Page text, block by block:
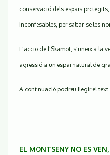
conservació dels espais
inconfesables, per saltar-se les
L'acció de l'Skamot, s'uneix a la
agressió a un espai natural de
A continuació podreu llegir el
EL MONTSENY NO ES VEN,